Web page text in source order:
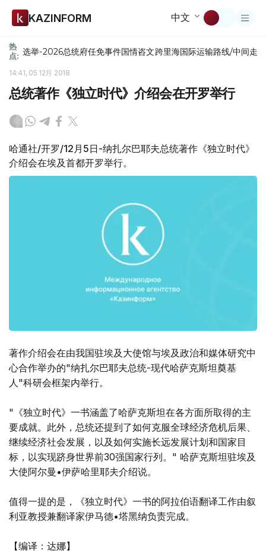
KAZINFORM 中文
热
点: 选举-2026总统府任免事件国情咨文跨里海国际运输路线/中间走廊
14:41, 05 12月 2018
总统著作《独立时代》介绍会在开罗举行
哈通社/开罗/12月5日-纳扎尔巴耶夫总统著作《独立时代》
介绍会在埃及首都开罗举行。
著作介绍会在由我国驻埃及大使馆与埃及政治和媒体研究中
心合作举办的"纳扎尔巴耶夫总统-现代哈萨克斯坦奠基
人"科研会框架内举行。
"《独立时代》一书涵盖了哈萨克斯坦在各方面所取得的主
要成就。此外，总统还提到了如何克服全球经济危机后果、
继续经济社会发展，以及如何实施长远发展计划和国家目
标，以实现跻身世界前30强国家行列。" 哈萨克斯坦驻埃及
大使阿尔曼•伊萨哈里耶夫介绍说。
值得一提的是，《独立时代》一书的阿拉伯语翻译工作由叙
利亚教授兼翻译家伊马德•塔黑纳负责完成。
【编译：达娜】